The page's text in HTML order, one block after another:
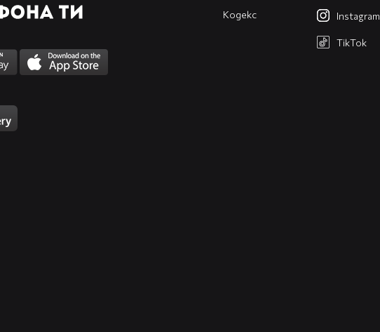
Кодекс Instagram
TikTok